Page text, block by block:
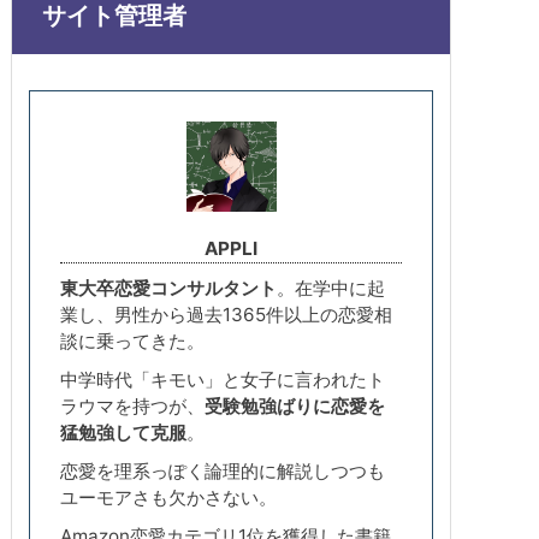
サイト管理者
APPLI
東大卒恋愛コンサルタント 。在学中に起
業し、男性から過去1365件以上の恋愛相
談に乗ってきた。
中学時代「キモい」と女子に言われたト
ラウマを持つが、 受験勉強ばりに恋愛を
猛勉強して克服。
恋愛を理系っぽく論理的に解説しつつも
ユーモアさも欠かさない。